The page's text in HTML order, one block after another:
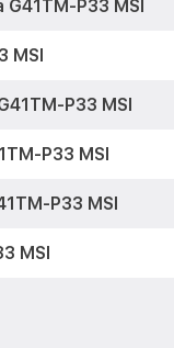
P33 MSI
MSI
P33 MSI
P33 MSI
P33 MSI
MSI